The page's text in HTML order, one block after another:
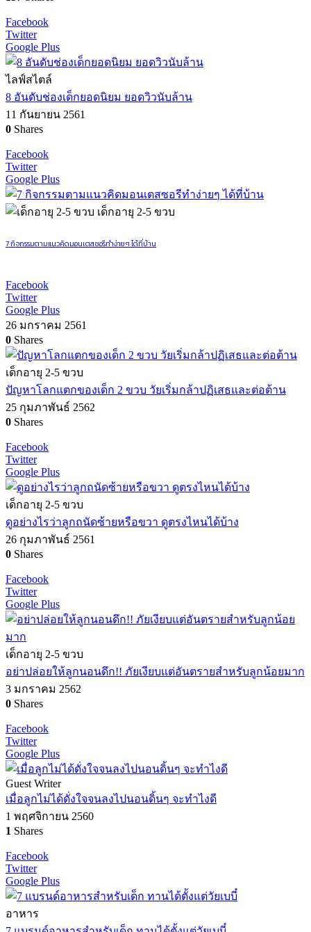
Facebook
Twitter
Google Plus
ไลฟ์สไตล์
8 อันดับช่องเด็กยอดนิยม ยอดวิวนับล้าน
11 กันยายน 2561
0 Shares
Facebook
Twitter
Google Plus
เด็กอายุ 2-5 ขวบ
7 กิจกรรมตามแนวคิดมอนเตสซอรีทำง่ายๆ ได้ที่บ้าน
Facebook
Twitter
Google Plus
26 มกราคม 2561
0 Shares
เด็กอายุ 2-5 ขวบ
ปัญหาโลกแตกของเด็ก 2 ขวบ วัยเริ่มกล้าปฏิเสธและต่อต้าน
25 กุมภาพันธ์ 2562
0 Shares
Facebook
Twitter
Google Plus
เด็กอายุ 2-5 ขวบ
ดูอย่างไรว่าลูกถนัดซ้ายหรือขวา ดูตรงไหนได้บ้าง
26 กุมภาพันธ์ 2561
0 Shares
Facebook
Twitter
Google Plus
เด็กอายุ 2-5 ขวบ
อย่าปล่อยให้ลูกนอนดึก!! ภัยเงียบแต่อันตรายสำหรับลูกน้อยมาก
3 มกราคม 2562
0 Shares
Facebook
Twitter
Google Plus
Guest Writer
เมื่อลูกไม่ได้ดั่งใจจนลงไปนอนดิ้นๆ จะทำไงดี
1 พฤศจิกายน 2560
1 Shares
Facebook
Twitter
Google Plus
อาหาร